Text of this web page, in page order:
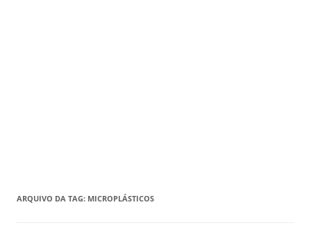
ARQUIVO DA TAG: MICROPLÁSTICOS